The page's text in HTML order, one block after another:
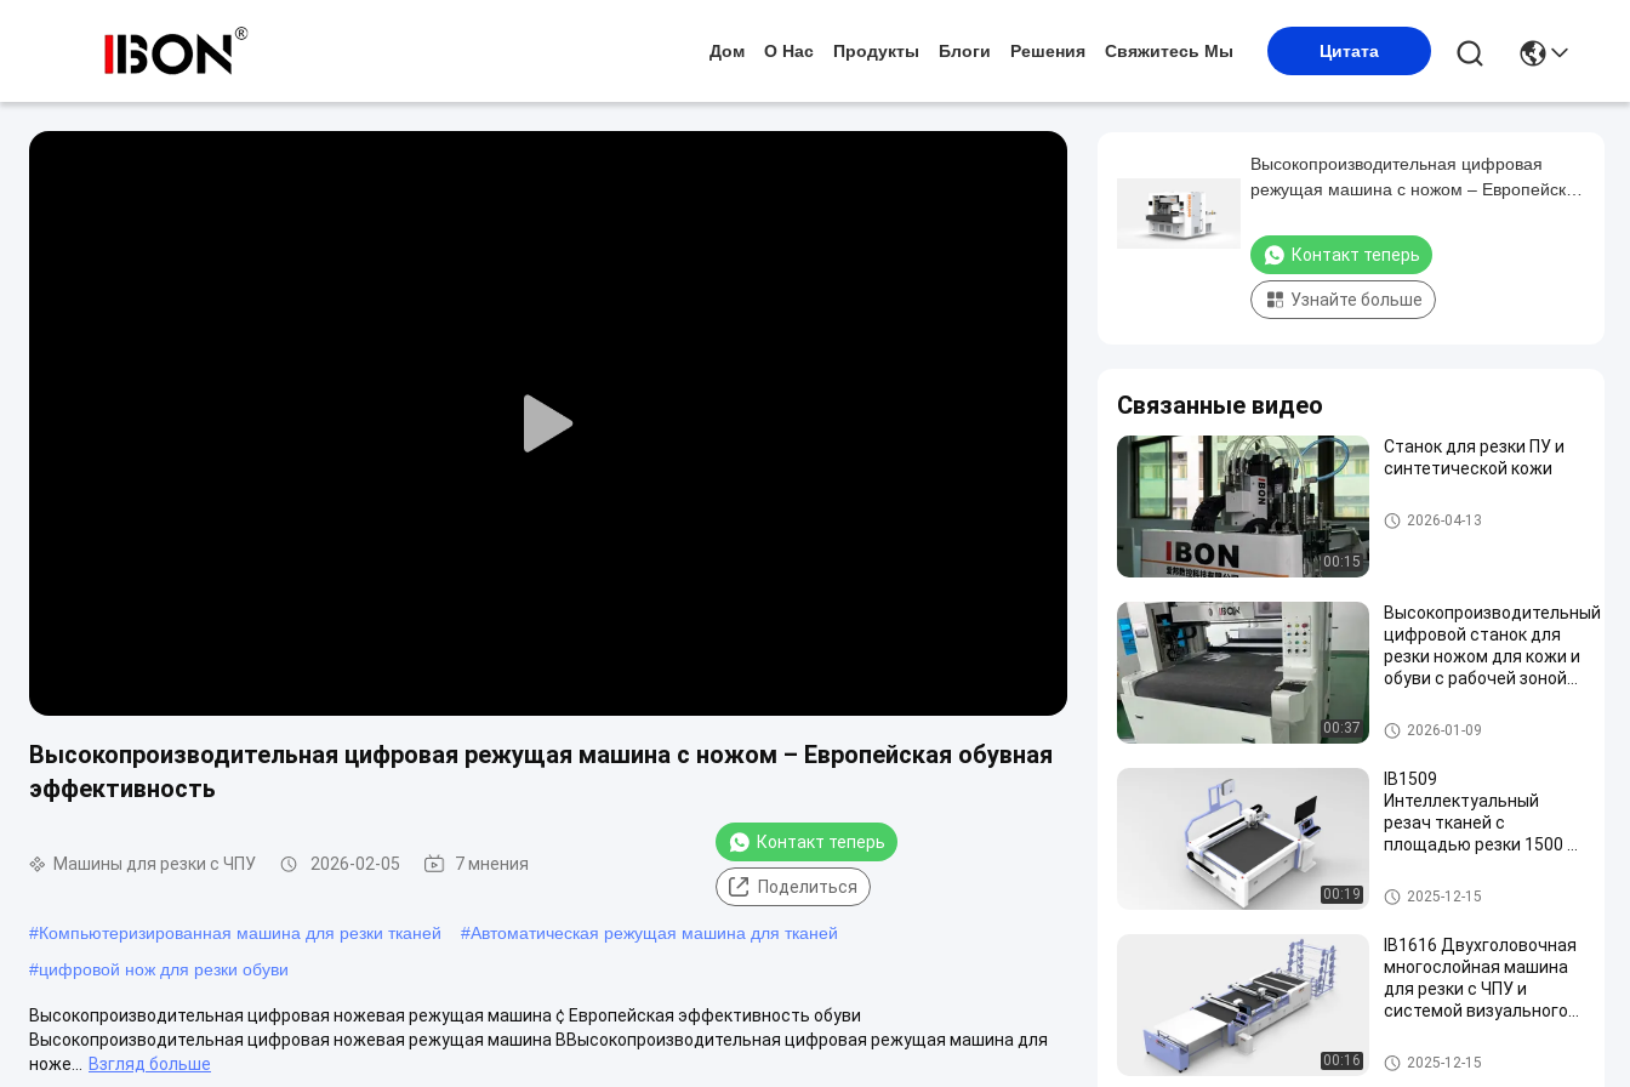
Дом О Нас Продукты Блоги Решения Свяжитесь Мы Цитата
Play
Высокопроизводительная цифровая режущая машина с ножом – Европейская обувная
эффективность
Машины для резки с ЧПУ 2026-02-05 7 мнения
Контакт теперь
Поделиться
#Компьютеризированная машина для резки тканей #Автоматическая режущая машина для тканей
#цифровой нож для резки обуви
Высокопроизводительная цифровая ножевая режущая машина ¢ Европейская эффективность обуви
Высокопроизводительная цифровая ножевая режущая машина ВВысокопроизводительная цифровая режущая машина для
ноже...
Взгляд больше
Высокопроизводительная цифровая
режущая машина с ножом – Европейская
Контакт теперь
Узнайте больше
Связанные видео
00:15
Станок для резки ПУ и
синтетической кожи
Машины для резки с ЧПУ
2026-04-13
00:37
Высокопроизводительный
цифровой станок для
резки ножом для кожи и
обуви с рабочей зоной
Машины для резки с ЧПУ
2026-01-09
00:19
IB1509
Интеллектуальный
резач тканей с
площадью резки 1500 x
позиционирования ±
0,01 мм для резки
Машины для резки с ЧПУ
2025-12-15
00:16
IB1616 Двухголовочная
многослойная машина
для резки с ЧПУ и
системой визуального
высокой четкости для
кожи и ткани
Машины для резки с ЧПУ
2025-12-15